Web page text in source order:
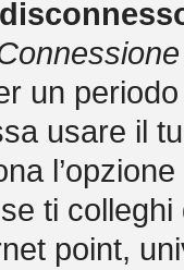
un
usare il
ti
point,